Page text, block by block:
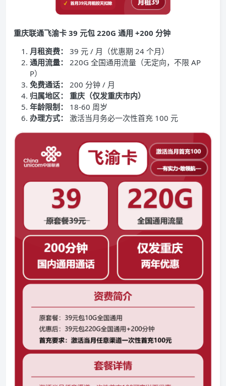
重庆联通飞渝卡 39 元包 220G 通用 +200 分钟
月租资费：
39 元 / 月（优惠期 24 个月）
通用流量：
220G 全国通用流量（无定向，不限 AP
P）
免费通话：
200 分钟 / 月
归属地区：
重庆（仅发重庆市内）
年龄限制：
18-60 周岁
办理方式：
激活当月务必一次性首充 100 元